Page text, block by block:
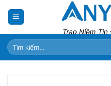
Trao Niềm Tin
Tìm
kiếm: